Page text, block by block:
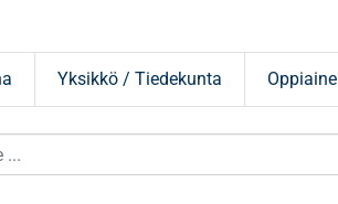
Yksikkö / Tiedekunta Oppiaine